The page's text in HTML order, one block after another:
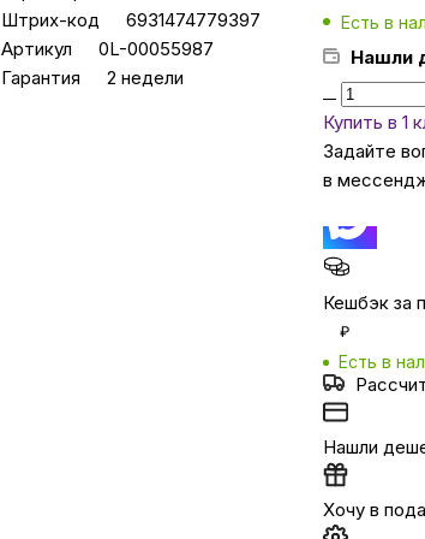
Бытовая
Красота и
Для дома и
LEGO
Для домашних
Умный дом и
Штрих-код
6931474779397
Артикул
0L-00055987
Гарантия
2 недели
Есть в
Нашли
Купить в 1
Задайте
в
Кешбэк за
₽
Есть в
Нашли
Хочу в